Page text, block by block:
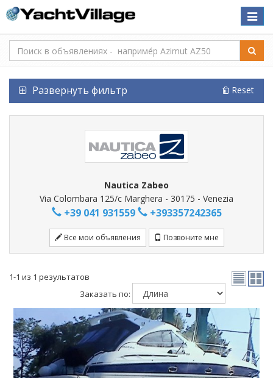
Toggle
Развернуть фильтр Reset
Nautica Zabeo
Via Colombara 125/c Marghera - 30175 - Venezia
+39 041 931559 +393357242365
Все мои объявления Позвоните мне
1-1 из 1 результатов
Заказать по: